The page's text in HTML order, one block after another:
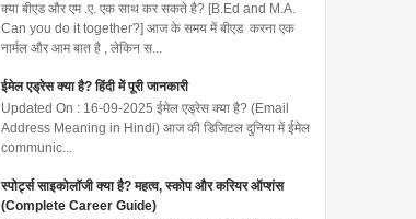
क्या बीएड और एम .ए. एक साथ कर सकते है? [B.Ed and M.A.
Can you do it together?] आज के समय में बीएड करना एक
नार्मल और आम बात है , लेकिन स...
ईमेल एड्रेस क्या है? हिंदी में पूरी जानकारी
Updated On : 16-09-2025 ईमेल एड्रेस क्या है? (Email
Address Meaning in Hindi) आज की डिजिटल दुनिया में ईमेल
communic...
स्पोर्ट्स साइकोलॉजी क्या है? महत्व, स्कोप और करियर ऑप्शंस
(Complete Career Guide)